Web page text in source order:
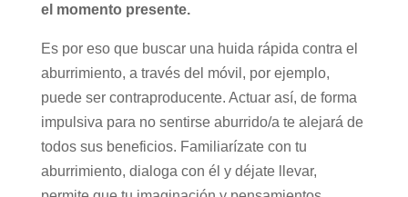
el momento presente.
Es por eso que buscar una huida rápida contra el
aburrimiento, a través del móvil, por ejemplo,
puede ser contraproducente. Actuar así, de forma
impulsiva para no sentirse aburrido/a te alejará de
todos sus beneficios. Familiarízate con tu
aburrimiento, dialoga con él y déjate llevar,